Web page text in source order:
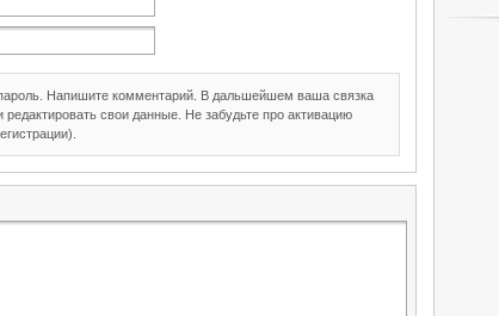
Напишите комментарий. В дальшейшем ваша связка
свои данные. Не забудьте про активацию